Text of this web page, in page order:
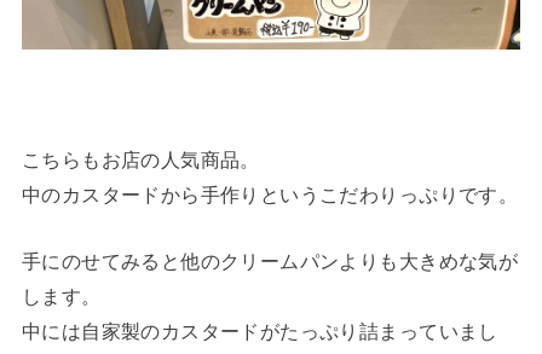
こちらもお店の人気商品。
中のカスタードから手作りというこだわりっぷりです。
手にのせてみると他のクリームパンよりも大きめな気が
します。
中には自家製のカスタードがたっぷり詰まっていまし